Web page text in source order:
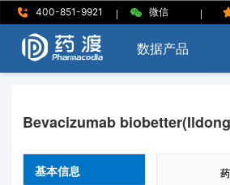
400-851-9921 | 微信 |
数据产品
Bevacizumab
基本信息